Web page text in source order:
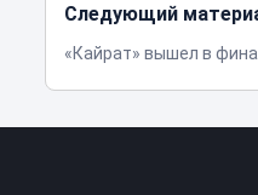
Следующий
«Кайрат» вышел в